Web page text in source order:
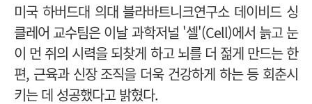
미국 하버드대 의대 블라바트니크연구소 데이비드 싱
클레어 교수팀은 이날 과학저널 '셀'(Cell)에서 늙고 눈
이 먼 쥐의 시력을 되찾게 하고 뇌를 더 젊게 만드는 한
편, 근육과 신장 조직을 더욱 건강하게 하는 등 회춘시
키는 데 성공했다고 밝혔다.